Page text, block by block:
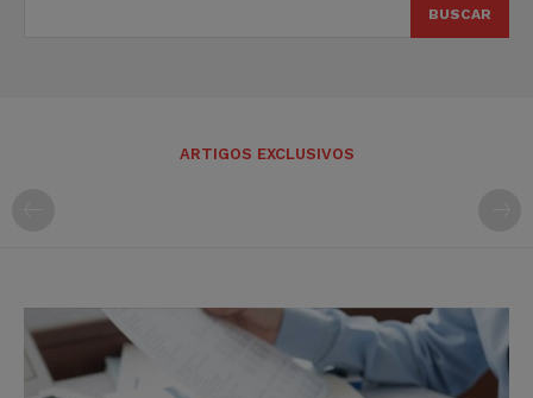
BUSCAR
ARTIGOS EXCLUSIVOS